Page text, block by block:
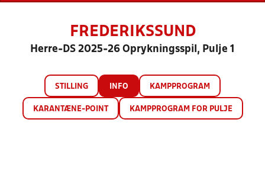
FREDERIKSSUND
Herre-DS 2025-26 Oprykningsspil, Pulje 1
STILLING INFO KAMPPROGRAM
KARANTÆNE-POINT KAMPPROGRAM FOR PULJE